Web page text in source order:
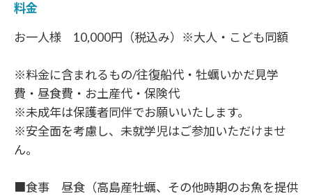
料金
お一人様 10,000円（税込み）※大人・こども同額
※料金に含まれるもの/往復船代・牡蠣いかだ見学
費・昼食費・お土産代・保険代
※未成年は保護者同伴でお願いいたします。
※安全面を考慮し、未就学児はご参加いただけませ
ん。
■食事 昼食（高島産牡蠣、その他時期のお魚を提供